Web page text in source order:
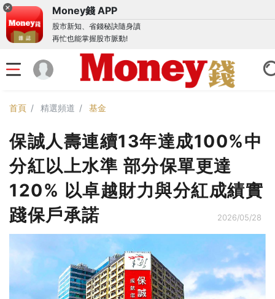
Money錢 APP
股市新知、省錢秘訣隨身讀
再忙也能掌握股市脈動!
首頁 精選頻道 基金
保誠人壽連續13年達成100%中
分紅以上水準 部分保單更達
120% 以卓越財力與分紅成績實
踐保戶承諾
2026/05/28